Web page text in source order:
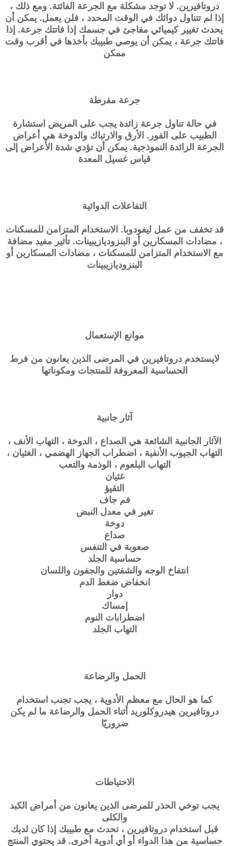
دروتافيرين. لا توجد مشكلة مع الجرعة الفائتة. ومع ذلك ،
إذا لم تتناول دوائك في الوقت المحدد ، فلن يعمل. يمكن أن
يحدث تغيير كيميائي مفاجئ في جسمك إذا فاتتك جرعة. إذا
فاتتك جرعة ، يمكن أن يوصي طبيبك بأخذها في أقرب وقت
ممكن
جرعة مفرطة
في حالة تناول جرعة زائدة يجب على المريض استشارة
الطبيب على الفور. الأرق والارتباك والدوخة هي أعراض
الجرعة الزائدة النموذجية. يمكن أن تؤدي شدة الأعراض إلى
قياس غسيل المعدة
التفاعلات الدوائية
قد تخفف من عمل ليفودوبا. الاستخدام المتزامن للمسكنات
، مضادات المسكارين أو البنزوديازيبينات. تأثير مفيد مضافة
مع الاستخدام المتزامن للمسكنات ، مضادات المسكارين أو
البنزوديازيبينات
موانع الإستعمال
لايستخدم دروتافيرين في المرضى الذين يعانون من فرط
الحساسية المعروفة للمنتجات ومكوناتها
آثار جانبية
الآثار الجانبية الشائعة هي الصداع ، الدوخة ، التهاب الأنف ،
التهاب الجيوب الأنفية ، اضطراب الجهاز الهضمي ، الغثيان ،
التهاب البلعوم ، الوذمة والتعب
غثيان
التقيؤ
فم جاف
تغير في معدل النبض
دوخة
صداع
صعوبة في التنفس
حساسية الجلد
انتفاخ الوجه والشفتين والجفون واللسان
انخفاض ضغط الدم
دوار
إمساك
اضطرابات النوم
التهاب الجلد
الحمل والرضاعة
كما هو الحال مع معظم الأدوية ، يجب تجنب استخدام
دروتافيرين هيدروكلوريد أثناء الحمل والرضاعة ما لم يكن
ضروريًا
الاحتياطات
يجب توخي الحذر للمرضى الذين يعانون من أمراض الكبد
والكلى
قبل استخدام دروتافيرين ، تحدث مع طبيبك إذا كان لديك
حساسية من هذا الدواء أو أي أدوية أخرى. قد يحتوي المنتج